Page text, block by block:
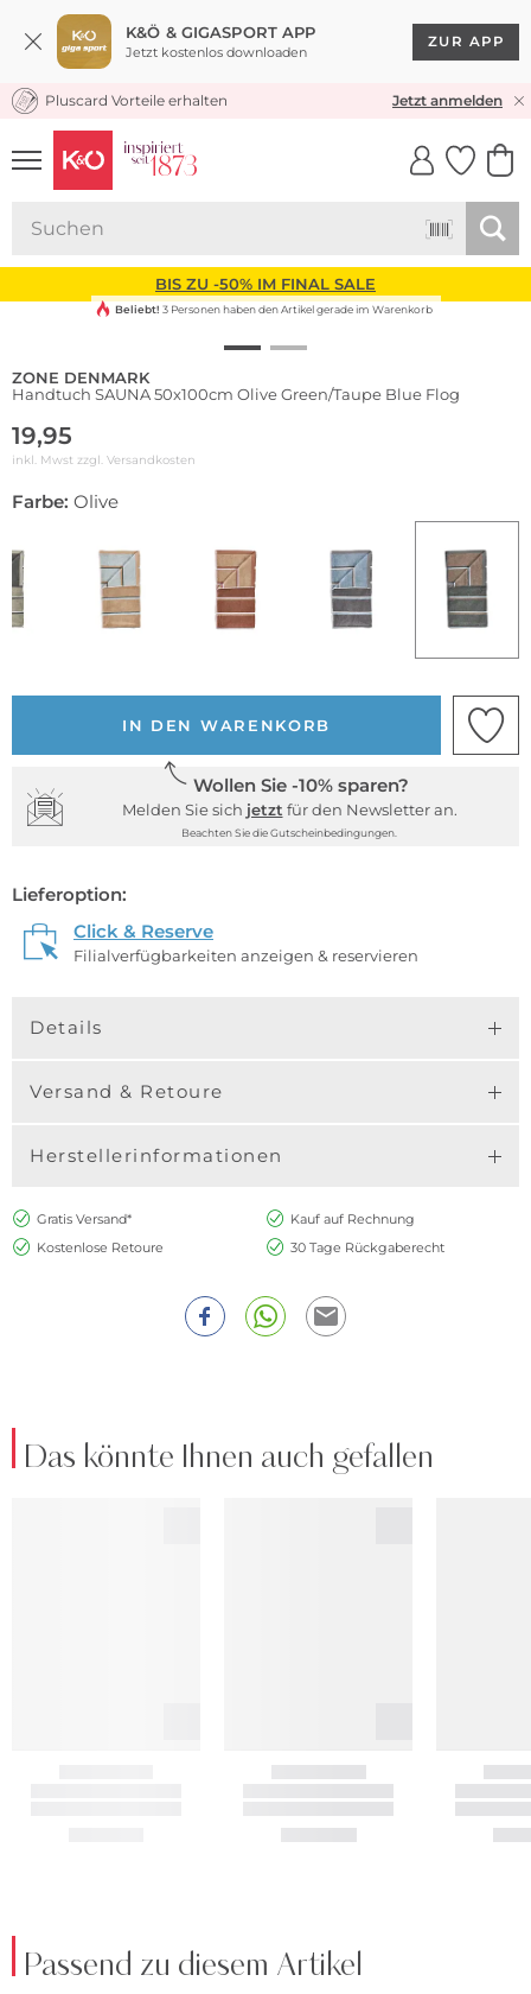
K&Ö & GIGASPORT APP
Jetzt kostenlos downloaden
ZUR APP
KOSTENLOSER VERSAND* & RÜCKVERSAND
Pluscard Vorteile erhalten Jetzt anmelden
UNSERE APP
CLICK &
BIS ZU -50% IM FINAL SALE
Beliebt! 3 Personen haben den Artikel gerade im Warenkorb
ZONE DENMARK
Handtuch SAUNA 50x100cm Olive Green/Taupe Blue Flog
19,95
inkl. Mwst zzgl. Versandkosten
Farbe: Olive
IN DEN WARENKORB
Wollen Sie -10% sparen?
Melden Sie sich jetzt für den Newsletter an.
Beachten Sie die Gutscheinbedingungen.
Lieferoption:
Click & Reserve
Filialverfügbarkeiten anzeigen & reservieren
Details
Versand & Retoure
Herstellerinformationen
Gratis Versand*
Kauf auf Rechnung
Kostenlose Retoure
30 Tage Rückgaberecht
Das könnte Ihnen auch gefallen
Passend zu diesem Artikel